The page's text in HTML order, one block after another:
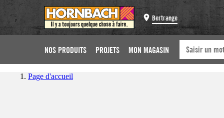
Bertrange
NOS PRODUITS PROJETS MON MAGASIN
Page d'accueil